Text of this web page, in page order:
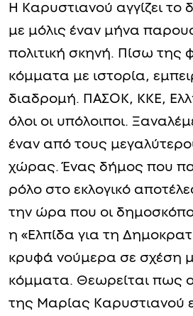
Η Καρυστιανού αγγίζει το
με μόλις έναν μήνα
πολιτική σκηνή. Πίσω της
κόμματα με ιστορία,
διαδρομή. ΠΑΣΟΚ, ΚΚΕ,
όλοι οι υπόλοιποι.
έναν από τους
χώρας. Ένας δήμος που
ρόλο στο εκλογικό
την ώρα που οι
η «Ελπίδα για τη
κρυφά νούμερα σε σχέση
κόμματα. Θεωρείται πως
της Μαρίας Καρυστιανού